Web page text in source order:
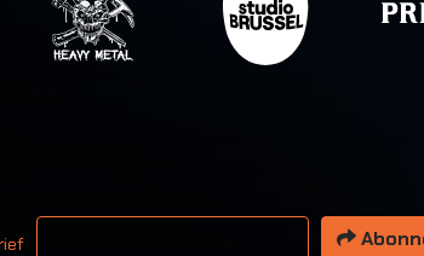
email adres